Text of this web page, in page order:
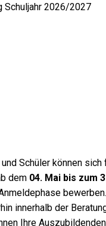
Schüler können sich
dem 04. Mai bis zum
innerhalb der
Ihre